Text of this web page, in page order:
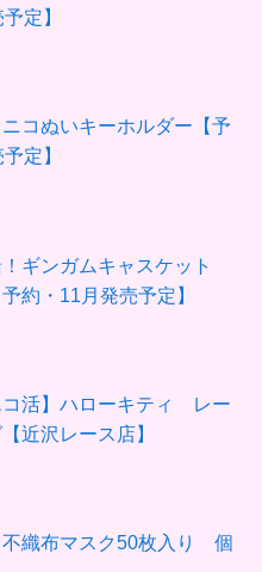
定】
コぬいキーホルダー【予
定】
！ギンガムキャスケット
約・11月発売予定】
コ活】ハローキティ レー
近沢レース店】
不織布マスク50枚入り 個